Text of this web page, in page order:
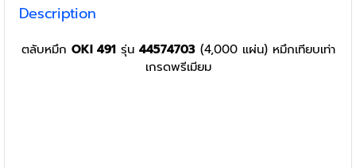
Description
ตลับหมึก OKI 491รุ่น 44574703(4,000 แผ่น) หมึกเทียบเท่า
เกรดพรีเมียม